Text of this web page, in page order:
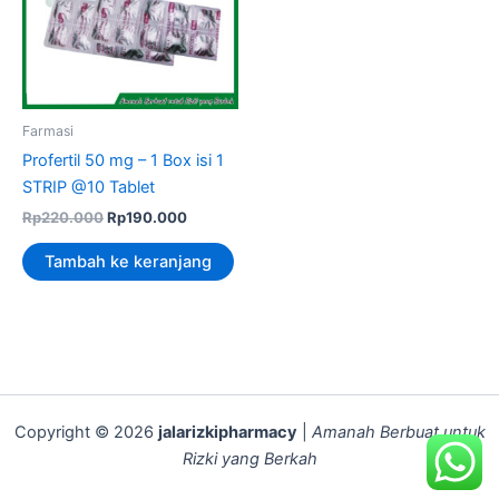
Farmasi
Profertil 50 mg – 1 Box isi 1
STRIP @10 Tablet
Rp220.000Rp190.000
Tambah ke keranjang
Copyright © 2026 jalarizkipharmacy
Amanah Berbuat untuk
Rizki yang Berkah